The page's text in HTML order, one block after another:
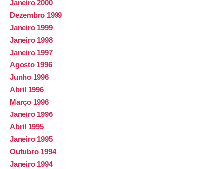
Janeiro 2000
Dezembro 1999
Janeiro 1999
Janeiro 1998
Janeiro 1997
Agosto 1996
Junho 1996
Abril 1996
Março 1996
Janeiro 1996
Abril 1995
Janeiro 1995
Outubro 1994
Janeiro 1994